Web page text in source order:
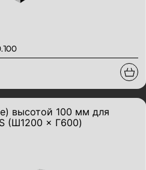
высотой 100 мм для
(Ш1200 × Г600)